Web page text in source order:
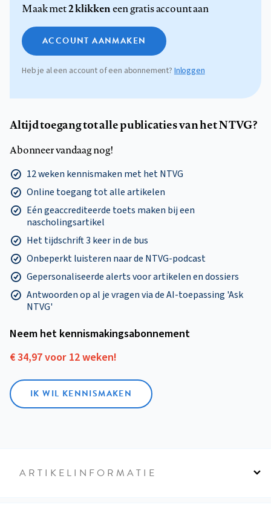
Maak met2 klikkeneen gratis account aan
ACCOUNT AANMAKEN
Heb je al een account of een abonnement? Inloggen
Altijd toegang tot alle publicaties van het NTVG?
Abonneer vandaag nog!
12 weken kennismaken met het NTVG
Online toegang tot alle artikelen
Eén geaccrediteerde toets maken bij een
nascholingsartikel
Het tijdschrift 3 keer in de bus
Onbeperkt luisteren naar de NTVG-podcast
Gepersonaliseerde alerts voor artikelen en dossiers
Antwoorden op al je vragen via de AI-toepassing 'Ask
NTVG'
Neem het kennismakings­abonnement
€ 34,97 voor 12 weken!
IK WIL KENNISMAKEN
ARTIKELINFORMATIE